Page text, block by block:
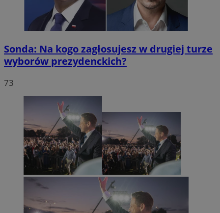
Sonda: Na kogo zagłosujesz w drugiej turze
wyborów prezydenckich?
73